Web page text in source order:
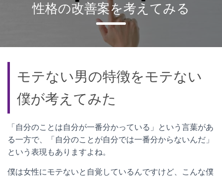
性格の改善案を考えてみる
モテない男の特徴をモテない
僕が考えてみた
「自分のことは自分が一番分かっている」という言葉があ
る一方で、「自分のことが自分では一番分からないんだ」
という表現もありますよね。
僕は女性にモテないと自覚しているんですけど、こんな僕